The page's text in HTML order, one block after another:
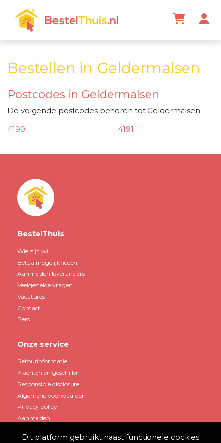
Bestellen in Geldermalsen
Postcodes in Geldermalsen
De volgende postcodes behoren tot Geldermalsen.
4190
4191
BestelThuis
Wie zijn wij
Betaalmogelijkheden
Aanmelden leveranciers
Veelgestelde vragen
Vacatures
Contact
Pers
Onze service
Retourinformatie
Klachten en geschillen
Responsible disclosure
Algemene voorwaarden
Privacy policy
Aanmelden
Dit platform gebruikt naast functionele cookies